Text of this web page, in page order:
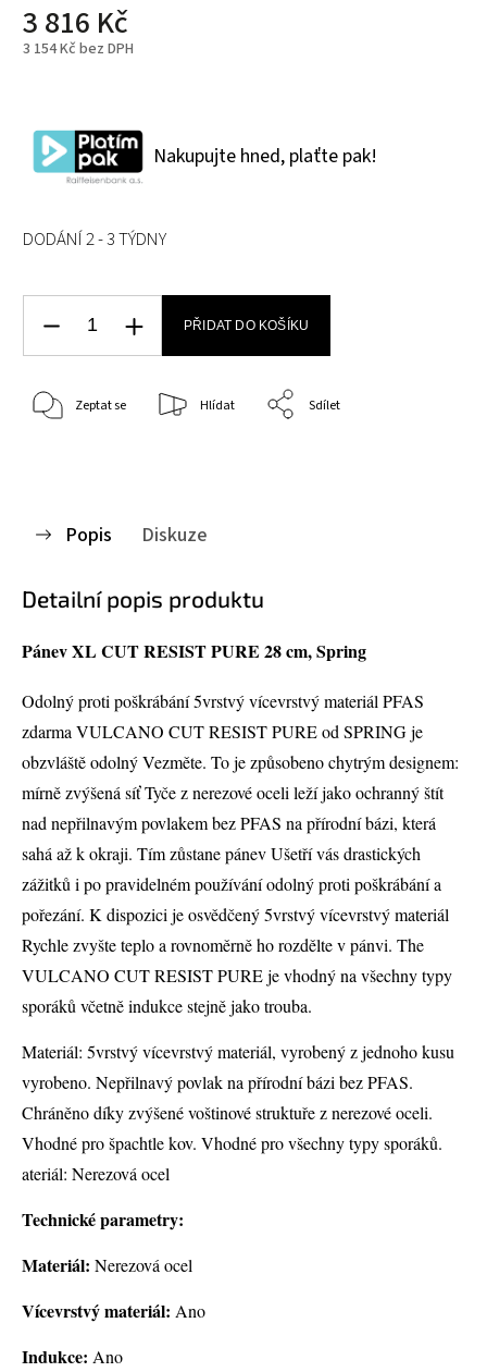
3 816 Kč
3 154 Kč bez DPH
Nakupujte hned, plaťte pak!
DODÁNÍ 2 - 3 TÝDNY
PŘIDAT DO KOŠÍKU
Zeptat se Hlídat Sdílet
Popis Diskuze
Detailní popis produktu
Pánev XL CUT RESIST PURE 28 cm, Spring
Odolný proti poškrábání 5vrstvý vícevrstvý materiál PFAS
zdarma VULCANO CUT RESIST PURE od SPRING je
obzvláště odolný Vezměte. To je způsobeno chytrým designem:
mírně zvýšená síť Tyče z nerezové oceli leží jako ochranný štít
nad nepřilnavým povlakem bez PFAS na přírodní bázi, která
sahá až k okraji. Tím zůstane pánev Ušetří vás drastických
zážitků i po pravidelném používání odolný proti poškrábání a
pořezání. K dispozici je osvědčený 5vrstvý vícevrstvý materiál
Rychle zvyšte teplo a rovnoměrně ho rozdělte v pánvi. The
VULCANO CUT RESIST PURE je vhodný na všechny typy
sporáků včetně indukce stejně jako trouba.
Materiál: 5vrstvý vícevrstvý materiál, vyrobený z jednoho kusu
vyrobeno. Nepřilnavý povlak na přírodní bázi bez PFAS.
Chráněno díky zvýšené voštinové struktuře z nerezové oceli.
Vhodné pro špachtle kov. Vhodné pro všechny typy sporáků.
ateriál: Nerezová ocel
Technické parametry:
Materiál: Nerezová ocel
Vícevrstvý materiál: Ano
Indukce: Ano